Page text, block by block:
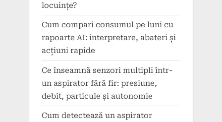
locuințe?
Cum compari consumul pe luni cu
rapoarte AI: interpretare, abateri și
acțiuni rapide
Ce înseamnă senzori multipli într-
un aspirator fără fir: presiune,
debit, particule și autonomie
Cum detectează un aspirator